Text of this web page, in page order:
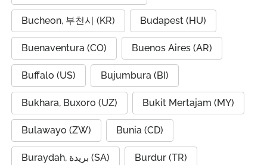
Bucheon, 부천시 (KR) Budapest (HU)
Buenaventura (CO) Buenos Aires (AR)
Buffalo (US) Bujumbura (BI)
Bukhara, Buxoro (UZ) Bukit Mertajam (MY)
Bulawayo (ZW) Bunia (CD)
Buraydah, بريدة (SA) Burdur (TR)